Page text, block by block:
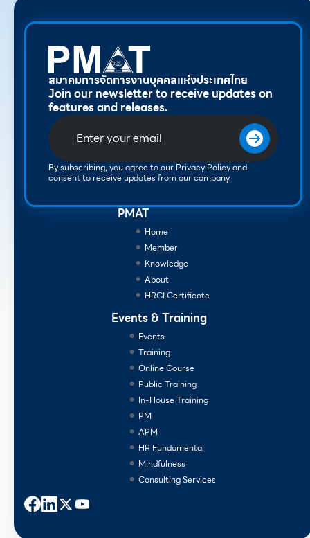
สมาคมการจัดการงานบุคคลแห่งประเทศไทย
Join our newsletter to receive updates on
features and releases.
By subscribing, you agree to our Privacy Policy and
consent to receive updates from our company.
PMAT
Home
Member
Knowledge
About
HRCI Certificate
Events & Training
Events
Training
Online Course
Public Training
In-House Training
PM
APM
HR Fundamental
Mindfulness
Consulting Services